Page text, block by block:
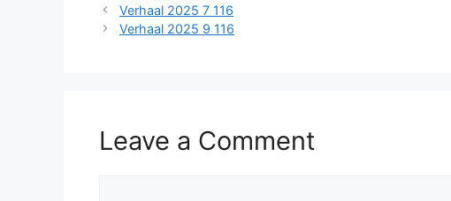
Verhaal 2025 7 116
Verhaal 2025 9 116
Leave a Comment